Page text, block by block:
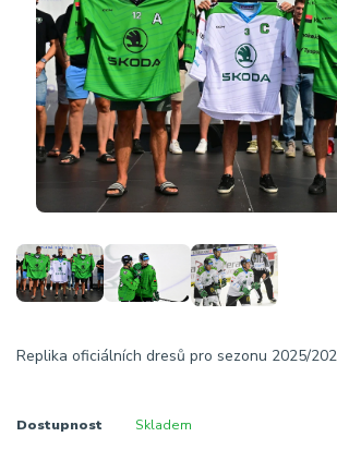
Replika oficiálních dresů pro sezonu 2025/
Dostupnost Skladem